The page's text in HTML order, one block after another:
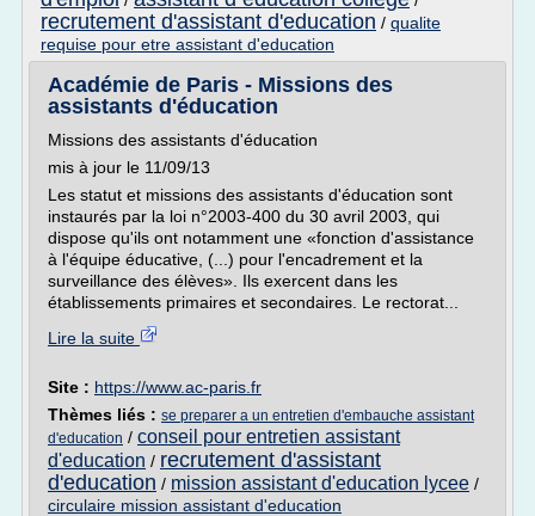
recrutement d'assistant d'education / qualite
requise pour etre assistant d'education
Académie de Paris - Missions des
assistants d'éducation
Missions des assistants d'éducation
mis à jour le 11/09/13
Les statut et missions des assistants d'éducation sont
instaurés par la loi n°2003-400 du 30 avril 2003, qui
dispose qu'ils ont notamment une «fonction d'assistance
à l'équipe éducative, (...) pour l'encadrement et la
surveillance des élèves». Ils exercent dans les
établissements primaires et secondaires. Le rectorat...
Lire la suite
Site : https://www.ac-paris.fr
Thèmes liés : se preparer a un entretien d'embauche assistant
d'education / conseil pour entretien assistant
d'education / recrutement d'assistant
d'education / mission assistant d'education lycee /
circulaire mission assistant d'education